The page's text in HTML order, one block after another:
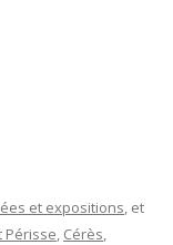
et expositions, et
Périsse, Cérès,